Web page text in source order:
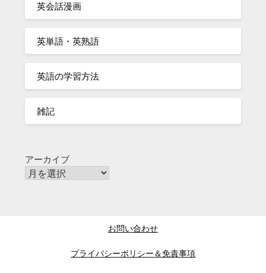
英会話漫画
英単語・英熟語
英語の学習方法
雑記
アーカイブ
お問い合わせ
プライバシーポリシー＆免責事項